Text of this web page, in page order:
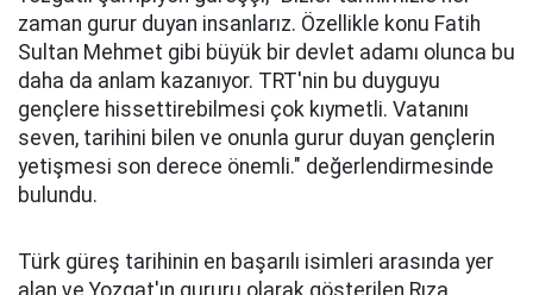
zaman gurur duyan insanlarız. Özellikle konu Fatih
Sultan Mehmet gibi büyük bir devlet adamı olunca bu
daha da anlam kazanıyor. TRT'nin bu duyguyu
gençlere hissettirebilmesi çok kıymetli. Vatanını
seven, tarihini bilen ve onunla gurur duyan gençlerin
yetişmesi son derece önemli." değerlendirmesinde
bulundu.
Türk güreş tarihinin en başarılı isimleri arasında yer